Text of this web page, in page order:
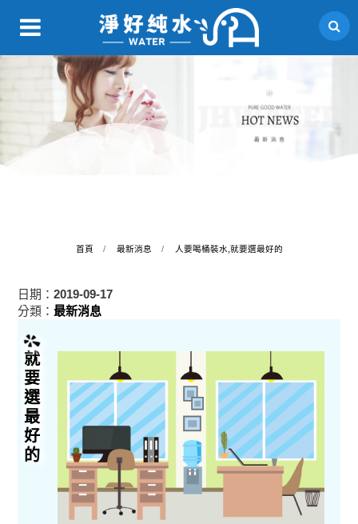
首頁 最新消息 人要喝桶裝水,就要選最好的
日期：2019-09-17
分類：最新消息
就要選最好的